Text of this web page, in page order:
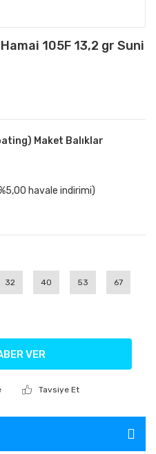
105F 13,2 gr Suni
Maket Balıklar
havale indirimi)
32 40 53 67
VER
Tavsiye Et